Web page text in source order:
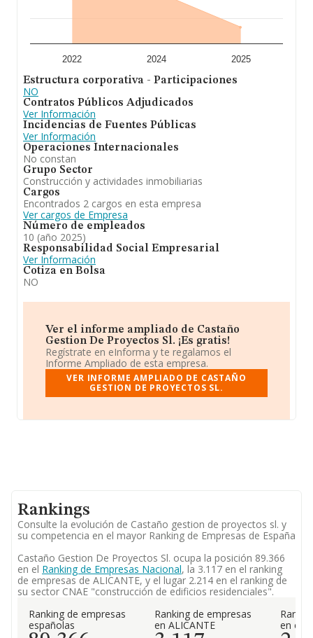
los datos de sector, en 2025, la media de antigüedad
desde la constitución es de 17 años. Los empleados de
2022 2024 2025
Estructura corporativa - Participaciones
NO
Contratos Públicos Adjudicados
Ver Información
Incidencias de Fuentes Públicas
Ver Información
Operaciones Internacionales
No constan
Grupo Sector
Construcción y actividades inmobiliarias
Cargos
Encontrados 2 cargos en esta empresa
Ver cargos de Empresa
Número de empleados
10 (año 2025)
Responsabilidad Social Empresarial
Ver Información
Cotiza en Bolsa
NO
Ver el informe ampliado de Castaño
Gestion De Proyectos Sl. ¡Es gratis!
Regístrate en eInforma y te regalamos el
Informe Ampliado de esta empresa.
VER INFORME AMPLIADO DE CASTAÑO
GESTION DE PROYECTOS SL.
Rankings
Consulte la evolución de Castaño gestion de proyectos sl. y
su competencia en el mayor Ranking de Empresas de España
Castaño Gestion De Proyectos Sl. ocupa la posición 89.366
en el Ranking de Empresas Nacional, la 3.117 en el ranking
de empresas de ALICANTE, y el lugar 2.214 en el ranking de
su sector CNAE "construcción de edificios residenciales".
Ranking de empresas
españolas
Ranking de empresas
en ALICANTE
en el